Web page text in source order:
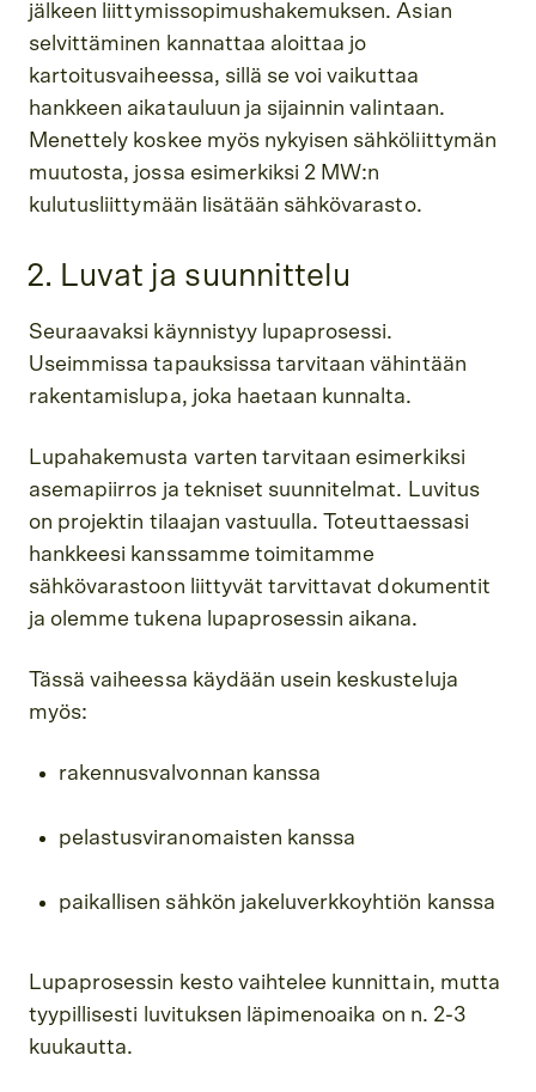
jälkeen liittymissopimushakemuksen. Asian
selvittäminen kannattaa aloittaa jo
kartoitusvaiheessa, sillä se voi vaikuttaa
hankkeen aikatauluun ja sijainnin valintaan.
Menettely koskee myös nykyisen sähköliittymän
muutosta, jossa esimerkiksi 2 MW:n
kulutusliittymään lisätään sähkövarasto.
2. Luvat ja suunnittelu
Seuraavaksi käynnistyy lupaprosessi.
Useimmissa tapauksissa tarvitaan vähintään
rakentamislupa, joka haetaan kunnalta.
Lupahakemusta varten tarvitaan esimerkiksi
asemapiirros ja tekniset suunnitelmat. Luvitus
on projektin tilaajan vastuulla. Toteuttaessasi
hankkeesi kanssamme toimitamme
sähkövarastoon liittyvät tarvittavat dokumentit
ja olemme tukena lupaprosessin aikana.
Tässä vaiheessa käydään usein keskusteluja
myös:
rakennusvalvonnan kanssa
pelastusviranomaisten kanssa
paikallisen sähkön jakeluverkkoyhtiön kanssa
Lupaprosessin kesto vaihtelee kunnittain, mutta
tyypillisesti luvituksen läpimenoaika on n. 2-3
kuukautta.